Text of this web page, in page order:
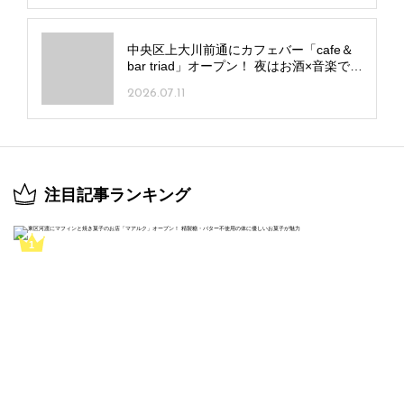
中央区上大川前通にカフェバー「cafe＆
bar triad」オープン！ 夜はお酒×音楽で贅
2026.07.11
注目記事ランキング